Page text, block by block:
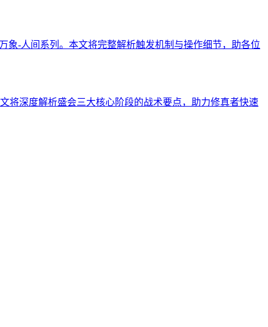
-人间系列。本文将完整解析触发机制与操作细节，助各位
将深度解析盛会三大核心阶段的战术要点，助力修真者快速